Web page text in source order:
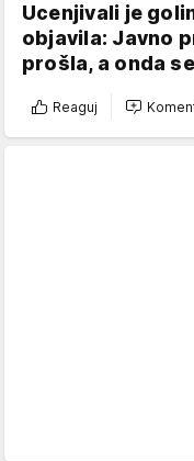
Ucenjivali je
objavila: Javno
prošla, a onda
Reaguj